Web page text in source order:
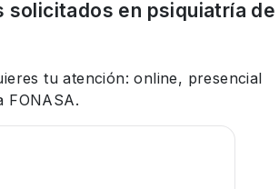
solicitados en psiquiatría de
tu atención: online, presencial
FONASA.